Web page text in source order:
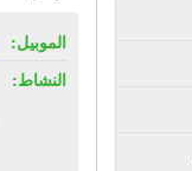
الموبيل:
النشاط: